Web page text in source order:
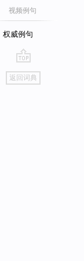
视频例句
权威例句
go
top
返回词典